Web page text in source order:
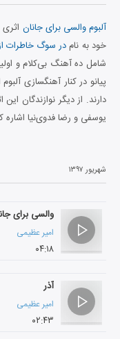
آلبوم والسی برای جانان
خود به نامدر سوگ خاطرات
شامل ده آهنگ بی‌کلام و
پیانو در کنار آهنگسازی
دارند. از دیگر نوازندگان
یوسفی و رضا فدوی‌نیا اشاره
شهریور ۱۳۹۷
والسی برای
امیر عظیمی
۰۴:۱۸
آذر
امیر عظیمی
۰۲:۴۳